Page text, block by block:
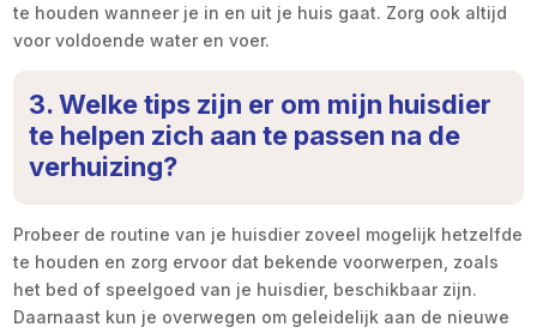
te houden wanneer je in en uit je huis gaat. Zorg ook altijd
voor voldoende water en voer.
3. Welke tips zijn er om mijn huisdier
te helpen zich aan te passen na de
verhuizing?
Probeer de routine van je huisdier zoveel mogelijk hetzelfde
te houden en zorg ervoor dat bekende voorwerpen, zoals
het bed of speelgoed van je huisdier, beschikbaar zijn.
Daarnaast kun je overwegen om geleidelijk aan de nieuwe